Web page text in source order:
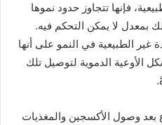
فإنها تتجاوز حدود نموها
بمعدل لا يمكن التحكم فيه.
غير الطبيعية في النمو على أنها
الأوعية الدموية لتوصيل تلك
بعد وصول الأكسجين والمغذيات